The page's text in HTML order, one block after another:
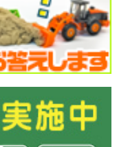
給をしましょう!
ング H29 クオン パ
東開発製格納PG付
です❗